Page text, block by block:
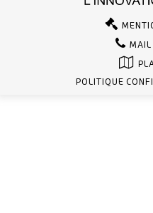
MAIL
POLITIQUE